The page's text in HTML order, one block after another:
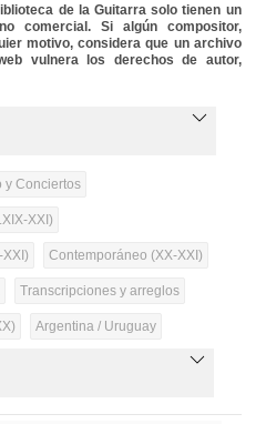
de la Guitarra solo tienen un
comercial. Si algún compositor,
motivo, considera que un archivo
vulnera los derechos de autor,
y Conciertos
XXI)
Contemporáneo (XX-XXI)
Transcripciones y arreglos
Argentina / Uruguay